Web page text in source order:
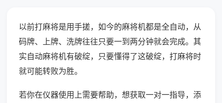
以前打麻将是用手搓，如今的麻将机都是全自动，从
码牌、上牌、洗牌往往只要一到两分钟就会完成。其
实自动麻将机有破绽，只要懂得了这破绽，打麻将时
就可能转败为胜。
若你在仪器使用上需要帮助，想获取一对一指导，添